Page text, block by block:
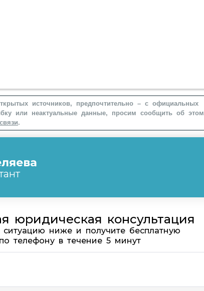
источников, предпочтительно – с официальных
или неактуальные данные, просим сообщить об этом
.